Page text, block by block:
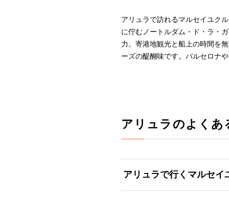
アリュラで訪れるマルセイユク
に佇むノートルダム・ド・ラ・
力。寄港地観光と船上の時間を
ーズの醍醐味です。バルセロナ
アリュラのよくあ
アリュラで行くマルセイ